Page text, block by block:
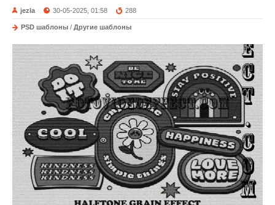
jezla 30-05-2025, 01:58 288
PSD шаблоны / Другие шаблоны